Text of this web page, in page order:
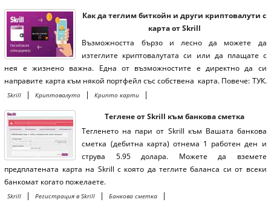
Как да теглим биткойн и други криптовалути с
карта от Skrill
Възможността бързо и лесно да можете да
изтеглите криптовалутата си или да плащате с
нея е жизнено важна. Една от възможностите е директно да си
направите карта към някой портфейл със собствена карта. Повече: ТУК.
Друга опция, е ако имате сметка в Skrill да си направите карта там и да
Skrill | Криптовалуто | Крипто карти |
Теглене от Skrill към банкова сметка
Тегленето на пари от Skrill към Вашата банкова
сметка (дебитна карта) отнема 1 работен ден и
струва 5.95 долара. Можете да вземете
предплатената карта на Skrill с която да теглите баланса си от всеки
банкомат когато пожелаете.
Skrill | Регистрация в Skrill | Банкова сметка |